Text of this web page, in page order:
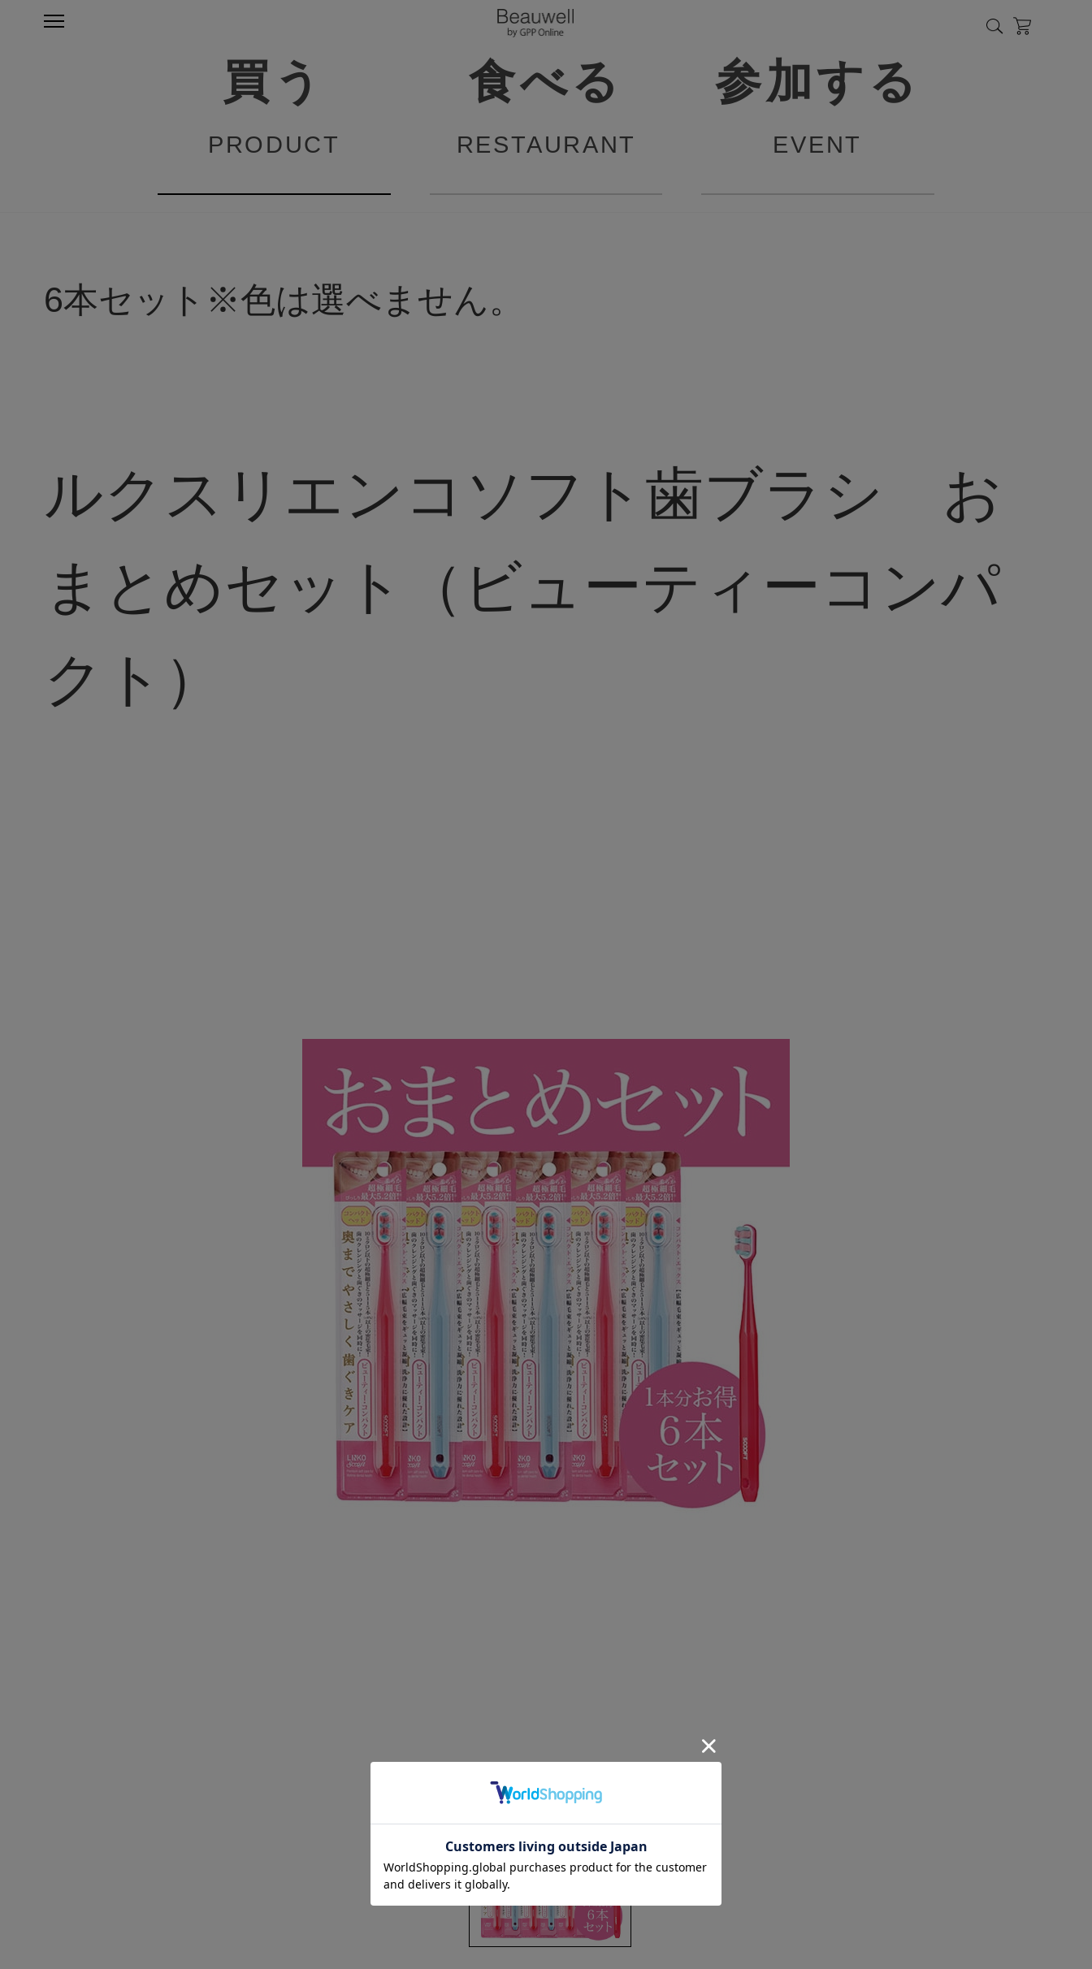
買う
PRODUCT
食べる
RESTAURANT
参加する
EVENT
6本セット※色は選べません。
ルクスリエンコソフト歯ブラシ お
まとめセット（ビューティーコンパ
クト）